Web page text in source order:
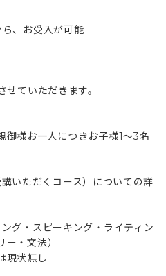
、お受入が可能
ていただきます。
御様お一人につきお子様1～3名
いただくコース）についての詳
グ・スピーキング・ライティン
・文法）
現状無し